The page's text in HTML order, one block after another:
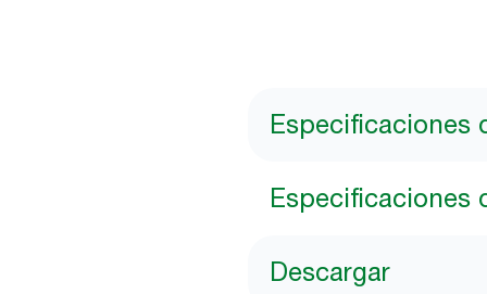
Especificaciones
Especificaciones
Descargar